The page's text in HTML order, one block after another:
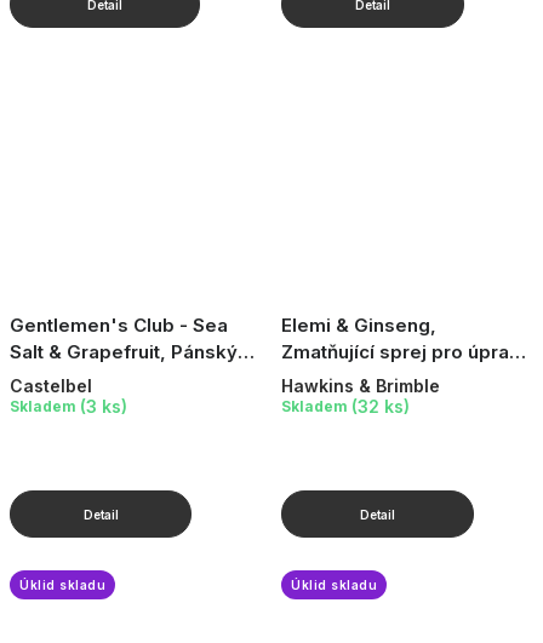
Gentlemen's Club - Sea
Salt & Grapefruit, Pánský
balzám po holení, 100 ml
Castelbel
Skladem (3 ks)
Elemi & Ginseng,
Zmatňující sprej pro úpravu
vlasů, 150 ml
Hawkins & Brimble
Skladem (32 ks)
Úklid skladu Úklid skladu